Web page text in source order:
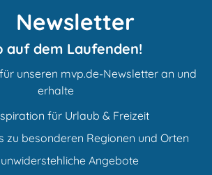
Newsletter
auf dem Laufenden!
unseren mvp.de-Newsletter an und
erhalte
für Urlaub & Freizeit
zu besonderen Regionen und Orten
unwiderstehliche Angebote